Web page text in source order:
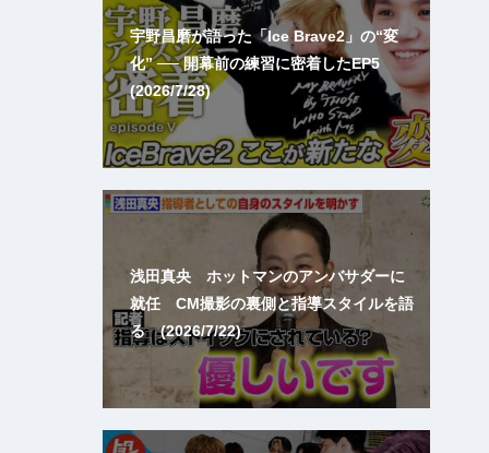
宇野昌磨が語った「Ice Brave2」の“変
化” ── 開幕前の練習に密着したEP5
(2026/7/28)
浅田真央 ホットマンのアンバサダーに
就任 CM撮影の裏側と指導スタイルを語
る (2026/7/22)